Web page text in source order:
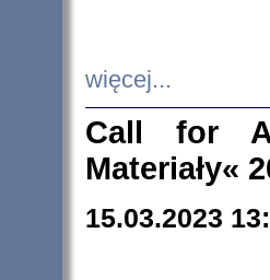
więcej...
Call for
Materiały«
15.03.2023